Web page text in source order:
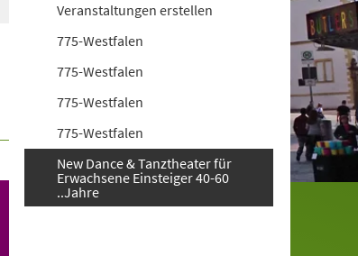
Veranstaltungen erstellen
775-Westfalen
775-Westfalen
775-Westfalen
775-Westfalen
New Dance & Tanztheater für
Erwachsene Einsteiger 40-60
..Jahre